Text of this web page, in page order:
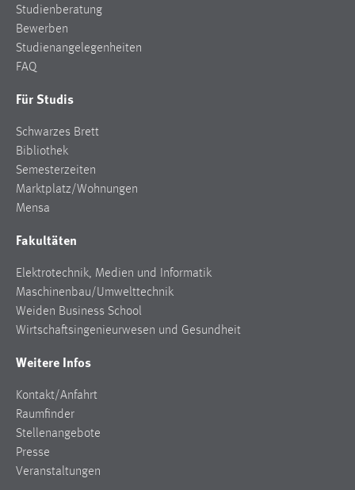
Studienberatung
Bewerben
Studienangelegenheiten
FAQ
Für Studis
Schwarzes Brett
Bibliothek
Semesterzeiten
Marktplatz/Wohnungen
Mensa
Fakultäten
Elektrotechnik, Medien und Informatik
Maschinenbau/Umwelttechnik
Weiden Business School
Wirtschaftsingenieurwesen und Gesundheit
Weitere Infos
Kontakt/Anfahrt
Raumfinder
Stellenangebote
Presse
Veranstaltungen